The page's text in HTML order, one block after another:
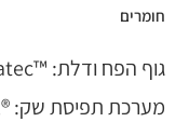
חומרים
גוף הפח ודלת: ™Duratec
מערכת תפיסת שק: ®Durapol